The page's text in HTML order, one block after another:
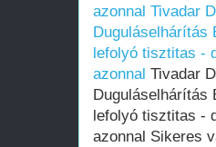
azonnal Tivadar
Duguláselhárítás
lefolyó tisztitas -
azonnal Tivadar
Duguláselhárítás
lefolyó tisztitas -
azonnal Sikeres